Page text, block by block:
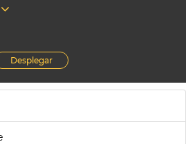
Desplegar